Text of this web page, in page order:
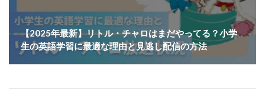
【2025年最新】リトル・チャロはまだやってる？小学
生の英語学習に最適な理由と見逃し配信の方法